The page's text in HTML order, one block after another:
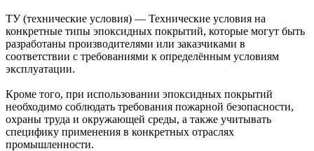
ТУ (технические условия) — Технические условия на
конкретные типы эпоксидных покрытий, которые могут быть
разработаны производителями или заказчиками в
соответствии с требованиями к определённым условиям
эксплуатации.
Кроме того, при использовании эпоксидных покрытий
необходимо соблюдать требования пожарной безопасности,
охраны труда и окружающей среды, а также учитывать
специфику применения в конкретных отраслях
промышленности.